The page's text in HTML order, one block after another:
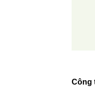
Công